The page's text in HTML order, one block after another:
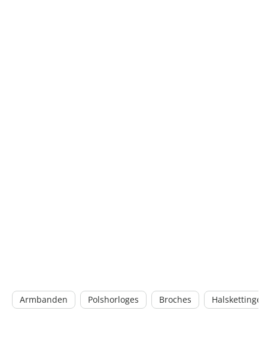
Armbanden Polshorloges Broches Halskettingen